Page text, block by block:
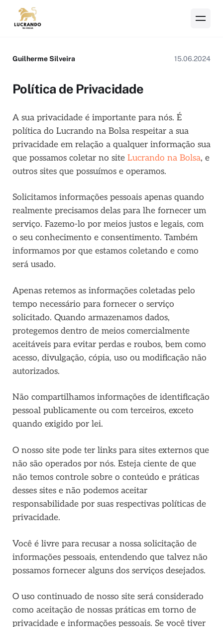
Guilherme Silveira 15.06.2024
Política de Privacidade
A sua privacidade é importante para nós. É
política do Lucrando na Bolsa respeitar a sua
privacidade em relação a qualquer informação sua
que possamos coletar no site Lucrando na Bolsa, e
outros sites que possuímos e operamos.
Solicitamos informações pessoais apenas quando
realmente precisamos delas para lhe fornecer um
serviço. Fazemo-lo por meios justos e legais, com
o seu conhecimento e consentimento. Também
informamos por que estamos coletando e como
será usado.
Apenas retemos as informações coletadas pelo
tempo necessário para fornecer o serviço
solicitado. Quando armazenamos dados,
protegemos dentro de meios comercialmente
aceitáveis ​​para evitar perdas e roubos, bem como
acesso, divulgação, cópia, uso ou modificação não
autorizados.
Não compartilhamos informações de identificação
pessoal publicamente ou com terceiros, exceto
quando exigido por lei.
O nosso site pode ter links para sites externos que
não são operados por nós. Esteja ciente de que
não temos controle sobre o conteúdo e práticas
desses sites e não podemos aceitar
responsabilidade por suas respectivas políticas de
privacidade.
Você é livre para recusar a nossa solicitação de
informações pessoais, entendendo que talvez não
possamos fornecer alguns dos serviços desejados.
O uso continuado de nosso site será considerado
como aceitação de nossas práticas em torno de
privacidade e informações pessoais. Se você tiver